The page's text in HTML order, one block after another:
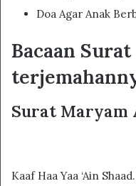
Doa Agar Anak
Bacaan
Surat Maryam
Kaaf Haa Yaa ‘Ain Shaad.